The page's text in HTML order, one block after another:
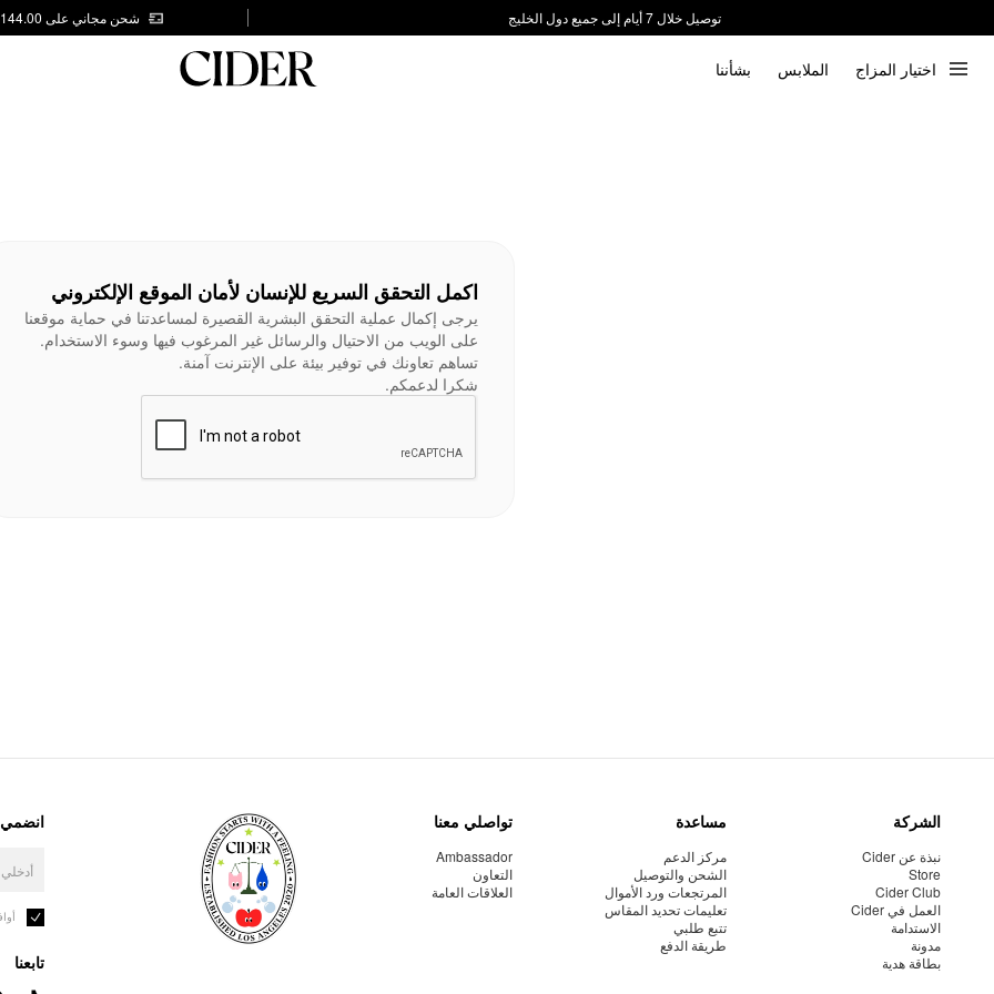
توصيل خلال 7 أيام إلى جميع دول الخليج
شحن مجاني على AED 144.00
اختيار المزاج الملابس بشأننا
اكمل التحقق السريع للإنسان لأمان الموقع الإلكتروني
يرجى إكمال عملية التحقق البشرية القصيرة لمساعدتنا في حماية موقعنا
على الويب من الاحتيال والرسائل غير المرغوب فيها وسوء الاستخدام.
تساهم تعاونك في توفير بيئة على الإنترنت آمنة.
شكرا لدعمكم.
الشركة
نبذة عن Cider
Store
Cider Club
العمل في Cider
الاستدامة
مدونة
بطاقة هدية
مساعدة
مركز الدعم
الشحن والتوصيل
المرتجعات ورد الأموال
تعليمات تحديد المقاس
تتبع طلبي
طريقة الدفع
تواصلي معنا
Ambassador
التعاون
العلاقات العامة
انضمي
تابعنا